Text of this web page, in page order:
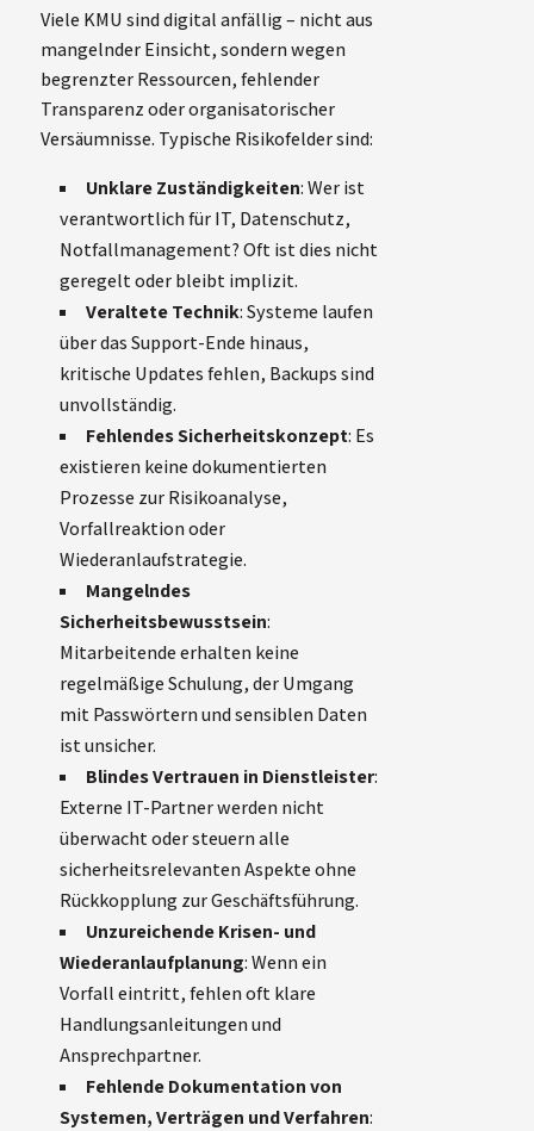
Viele KMU sind digital anfällig – nicht aus
mangelnder Einsicht, sondern wegen
begrenzter Ressourcen, fehlender
Transparenz oder organisatorischer
Versäumnisse. Typische Risikofelder sind:
Unklare Zuständigkeiten: Wer ist
verantwortlich für IT, Datenschutz,
Notfallmanagement? Oft ist dies nicht
geregelt oder bleibt implizit.
Veraltete Technik: Systeme laufen
über das Support-Ende hinaus,
kritische Updates fehlen, Backups sind
unvollständig.
Fehlendes Sicherheitskonzept: Es
existieren keine dokumentierten
Prozesse zur Risikoanalyse,
Vorfallreaktion oder
Wiederanlaufstrategie.
Mangelndes
Sicherheitsbewusstsein:
Mitarbeitende erhalten keine
regelmäßige Schulung, der Umgang
mit Passwörtern und sensiblen Daten
ist unsicher.
Blindes Vertrauen in Dienstleister:
Externe IT-Partner werden nicht
überwacht oder steuern alle
sicherheitsrelevanten Aspekte ohne
Rückkopplung zur Geschäftsführung.
Unzureichende Krisen- und
Wiederanlaufplanung: Wenn ein
Vorfall eintritt, fehlen oft klare
Handlungsanleitungen und
Ansprechpartner.
Fehlende Dokumentation von
Systemen, Verträgen und Verfahren: